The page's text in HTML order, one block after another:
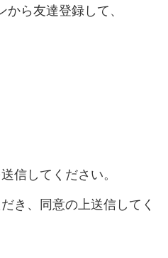
ら友達登録して、
信してください。
き、同意の上送信してく